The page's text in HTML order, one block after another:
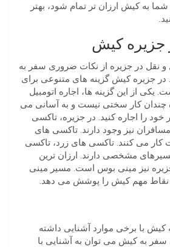
به کیش ارزان تر تمام شود، بهتر
جزیره کیش
نقل در جزیره از نکات ضروری سفر به
جزیره کیش گزینه های متنوعی برای
یکی از این گزینه ها، اجاره اتومبیل
چندان کار سختی نیست و به آسانی می
خود را اجاره کنید. در جزیره، تاکسی
نیز وجود دارند. تاکسی های
می کنند. تاکسی های زرد، تاکسی
مشخصی دارند. ارزان ترین
نیز مینی بوس است. مسیر مینی
نقاط مهم کیش را پوشش می دهد.
با برخی موارد آشنایی داشته
به کیش می توان به آشنایی با